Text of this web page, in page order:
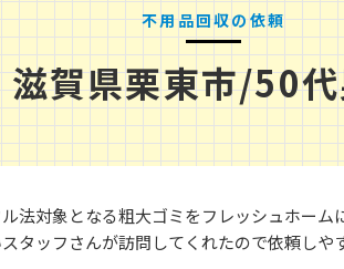
不用品回収の依頼
滋賀県栗東市/50
法対象となる粗大ゴミをフレッシュホー
タッフさんが訪問してくれたので依頼しや